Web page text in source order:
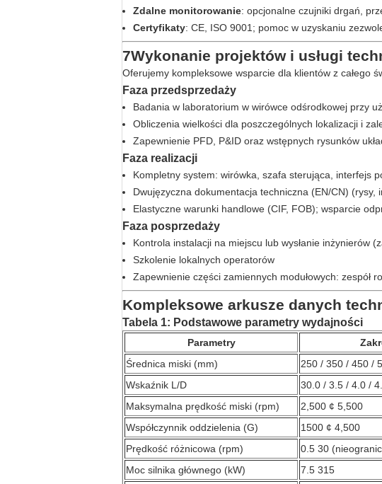
Zdalne monitorowanie: opcjonalne czujniki drgań,
Certyfikaty: CE, ISO 9001; pomoc w uzyskaniu
7Wykonanie projektów i usługi
Oferujemy kompleksowe wsparcie dla klientów z całego
Faza przedsprzedaży
Badania w laboratorium w wirówce odśrodkowej przy
Obliczenia wielkości dla poszczególnych lokalizacji i
Zapewnienie PFD, P&ID oraz wstępnych rysunków
Faza realizacji
Kompletny system: wirówka, szafa sterująca, interfejs
Dwujęzyczna dokumentacja techniczna (EN/CN) (rysy,
Elastyczne warunki handlowe (CIF, FOB); wsparcie
Faza posprzedaży
Kontrola instalacji na miejscu lub wysłanie inżynierów
Szkolenie lokalnych operatorów
Zapewnienie części zamiennych modułowych: zespół
Kompleksowe arkusze danych
Tabela 1: Podstawowe parametry wydajności
Parametry
Średnica miski (mm)
250 / 350 / 450 /
Wskaźnik L/D
30.0 / 3.5 / 4.0 /
Maksymalna prędkość miski (rpm)
2,500 ¢ 5,500
Współczynnik oddzielenia (G)
1500 ¢ 4,500
Prędkość różnicowa (rpm)
0.5 30
Moc silnika głównego (kW)
7.5 315